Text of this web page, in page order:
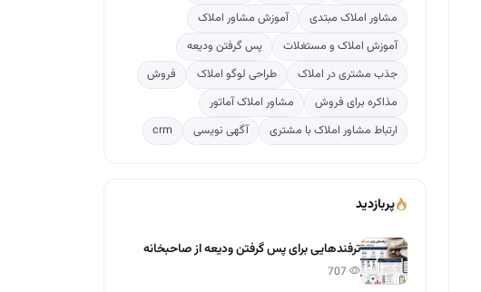
مشاور املاک مبتدی
آموزش مشاور املاک
آموزش املاک و مستغلات
پس گرفتن ودیعه
جذب مشتری در املاک
طراحی لوگو املاک
فروش
مذاکره برای فروش
مشاور املاک آماتور
ارتباط مشاور املاک با مشتری
آگهی نویسی crm
پربازدید
ترفندهایی برای پس گرفتن ودیعه از صاحبخانه